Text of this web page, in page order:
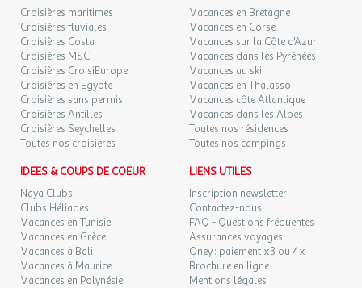
Croisières maritimes
Croisières fluviales
Croisières Costa
Croisières MSC
Croisières CroisiEurope
Croisières en Egypte
Croisières sans permis
Croisières Antilles
Croisières Seychelles
Toutes nos croisières
Vacances en Bretagne
Vacances en Corse
Vacances sur la Côte d'Azur
Vacances dans les Pyrénées
Vacances au ski
Vacances en Thalasso
Vacances côte Atlantique
Vacances dans les Alpes
Toutes nos résidences
Toutes nos campings
IDEES & COUPS DE COEUR
Naya Clubs
Clubs Héliades
Vacances en Tunisie
Vacances en Grèce
Vacances à Bali
Vacances à Maurice
Vacances en Polynésie
LIENS UTILES
Inscription newsletter
Contactez-nous
FAQ - Questions fréquentes
Assurances voyages
Oney : paiement x3 ou 4x
Brochure en ligne
Mentions légales